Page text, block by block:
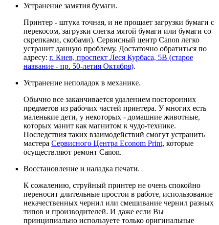
Устранение замятия бумаги.
Принтер - штука точная, и не прощает загрузки бумаги с
перекосом, загрузки слегка мятой бумаги или бумаги со
скрепками, скобами). Сервисный центр Canon легко
устранит данную проблему. Достаточно обратиться по
адресу: г. Киев, проспект Леся Курбаса, 5В (старое
название - пр. 50-летия Октября).
Устранение неполадок в механике.
Обычно все заканчивается удалением посторонних
предметов из рабочих частей принтера. У многих есть
маленькие дети, у некоторых - домашние животные,
которых манит как магнитом к чудо-технике.
Последствия таких взаимодействий смогут устранить
мастера Сервисного Центра Econom Print, которые
осуществляют ремонт Canon.
Восстановление и наладка печати.
К сожалению, струйный принтер не очень спокойно
переносит длительные простои в работе, использование
некачественных чернил или смешивание чернил разных
типов и производителей. И даже если Вы
принципиально используете только оригинальные